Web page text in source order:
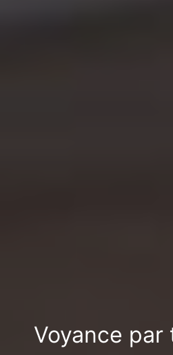
Voyance par